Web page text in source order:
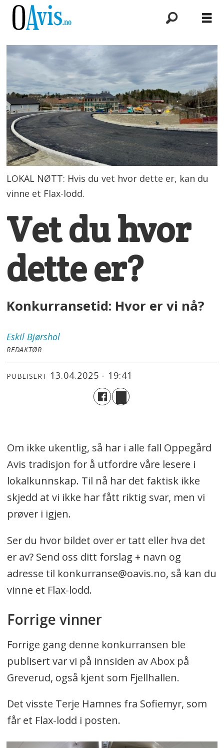
LOKAL NØTT: Hvis du vet hvor dette er, kan du
vinne et Flax-lodd.
Vet du hvor
dette er?
Konkurransetid: Hvor er vi nå?
Eskil Bjørshol
REDAKTØR
PUBLISERT 13.04.2025 - 19:41
Om ikke ukentlig, så har i alle fall Oppegård
Avis tradisjon for å utfordre våre lesere i
lokalkunnskap. Til nå har det faktisk ikke
skjedd at vi ikke har fått riktig svar, men vi
prøver i igjen.
Ser du hvor bildet over er tatt eller hva det
er av? Send oss ditt forslag + navn og
adresse til konkurranse@oavis.no, så kan du
vinne et Flax-lodd.
Forrige vinner
Forrige gang denne konkurransen ble
publisert var vi på innsiden av Abox på
Greverud, også kjent som Fjellhallen.
Det visste Terje Hamnes fra Sofiemyr, som
får et Flax-lodd i posten.